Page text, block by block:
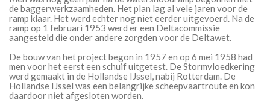
de baggerwerkzaamheden. Het plan lag al vele jaren voor de
ramp klaar. Het werd echter nog niet eerder uitgevoerd. Na de
ramp op 1 februari 1953 werd er een Deltacommissie
aangesteld die onder andere zorgden voor de Deltawet.
De bouw van het project begon in 1957 en op 6 mei 1958 had
men voor het eerst een schuif uitgetest. De Stormvloedkering
werd gemaakt in de Hollandse IJssel, nabij Rotterdam. De
Hollandse IJssel was een belangrijke scheepvaartroute en kon
daardoor niet afgesloten worden.